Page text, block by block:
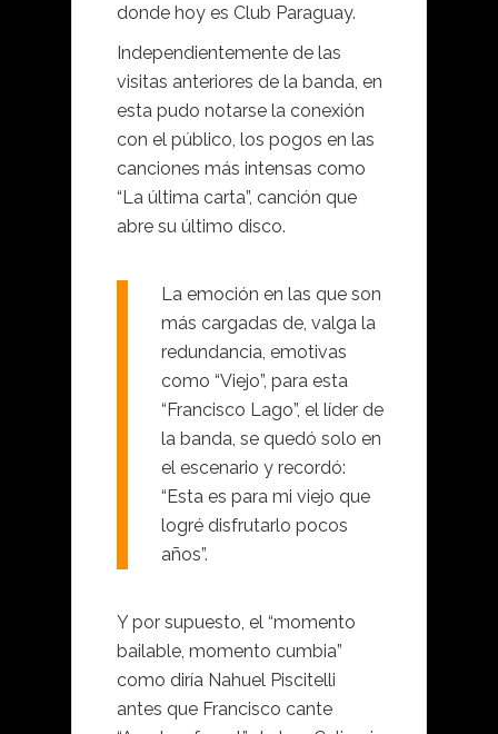
donde hoy es Club Paraguay.
Independientemente de las
visitas anteriores de la banda, en
esta pudo notarse la conexión
con el público, los pogos en las
canciones más intensas como
“La última carta”, canción que
abre su último disco.
La emoción en las que son
más cargadas de, valga la
redundancia, emotivas
como “Viejo”, para esta
“Francisco Lago”, el líder de
la banda, se quedó solo en
el escenario y recordó:
“Esta es para mi viejo que
logré disfrutarlo pocos
años”.
Y por supuesto, el “momento
bailable, momento cumbia”
como diría Nahuel Piscitelli
antes que Francisco cante